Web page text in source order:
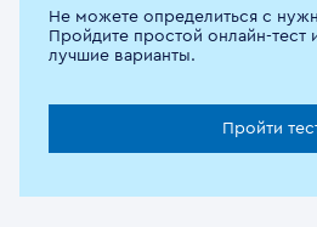
Не можете определиться с
Пройдите простой онлайн-
лучшие варианты.
Пройти